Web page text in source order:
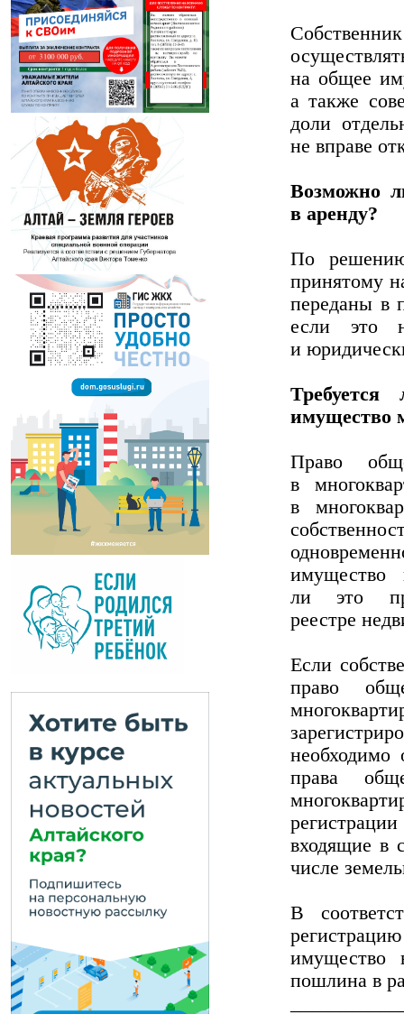
на общее
а также
доли
не вправе
Возможно
в аренду?
По
принятому
переданы в
если это
и
имущество
Право
в
в
имущество
ли это
реестре
Если
право
необходимо
права
входящие в
числе
В
имущество
пошлина в